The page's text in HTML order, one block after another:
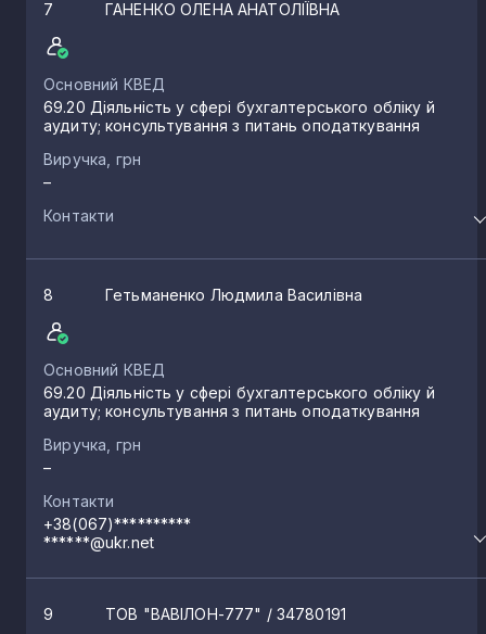
7 ГАНЕНКО ОЛЕНА АНАТОЛІЇВНА
Основний КВЕД
69.20 Діяльність у сфері бухгалтерського обліку й
аудиту; консультування з питань оподаткування
Виручка, грн
–
Контакти
8 Гетьманенко Людмила Василівна
Основний КВЕД
69.20 Діяльність у сфері бухгалтерського обліку й
аудиту; консультування з питань оподаткування
Виручка, грн
–
Контакти
+38(067)**********
******@ukr.net
9 ТОВ "ВАВІЛОН-777" / 34780191